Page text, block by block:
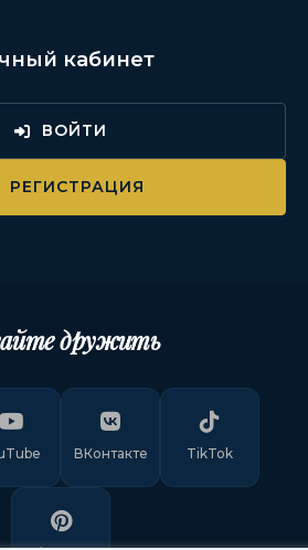
кабинет
ВОЙТИ
РЕГИСТРАЦИЯ
дружить
ВКонтакте TikTok